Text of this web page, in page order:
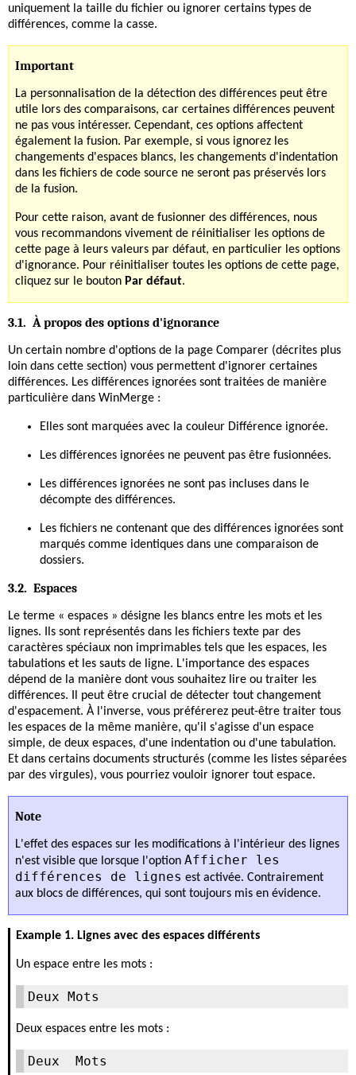
uniquement la taille du fichier ou ignorer certains types de
différences, comme la casse.
Important
La personnalisation de la détection des différences peut être
utile lors des comparaisons, car certaines différences peuvent
ne pas vous intéresser. Cependant, ces options affectent
également la fusion. Par exemple, si vous ignorez les
changements d'espaces blancs, les changements d'indentation
dans les fichiers de code source ne seront pas préservés lors
de la fusion.
Pour cette raison, avant de fusionner des différences, nous
vous recommandons vivement de réinitialiser les options de
cette page à leurs valeurs par défaut, en particulier les options
d'ignorance. Pour réinitialiser toutes les options de cette page,
cliquez sur le bouton Par défaut.
3.1. À propos des options d'ignorance
Un certain nombre d'options de la page Comparer (décrites plus
loin dans cette section) vous permettent d'ignorer certaines
différences. Les différences ignorées sont traitées de manière
particulière dans WinMerge :
Elles sont marquées avec la couleur Différence ignorée.
Les différences ignorées ne peuvent pas être fusionnées.
Les différences ignorées ne sont pas incluses dans le
décompte des différences.
Les fichiers ne contenant que des différences ignorées sont
marqués comme identiques dans une comparaison de
dossiers.
3.2. Espaces
Le terme « espaces » désigne les blancs entre les mots et les
lignes. Ils sont représentés dans les fichiers texte par des
caractères spéciaux non imprimables tels que les espaces, les
tabulations et les sauts de ligne. L'importance des espaces
dépend de la manière dont vous souhaitez lire ou traiter les
différences. Il peut être crucial de détecter tout changement
d'espacement. À l'inverse, vous préférerez peut-être traiter tous
les espaces de la même manière, qu'il s'agisse d'un espace
simple, de deux espaces, d'une indentation ou d'une tabulation.
Et dans certains documents structurés (comme les listes séparées
par des virgules), vous pourriez vouloir ignorer tout espace.
Note
L'effet des espaces sur les modifications à l'intérieur des lignes
n'est visible que lorsque l'option Afficher les
différences de lignes est activée. Contrairement
aux blocs de différences, qui sont toujours mis en évidence.
Example 1. Lignes avec des espaces différents
Un espace entre les mots :
Deux Mots
Deux espaces entre les mots :
Deux  Mots